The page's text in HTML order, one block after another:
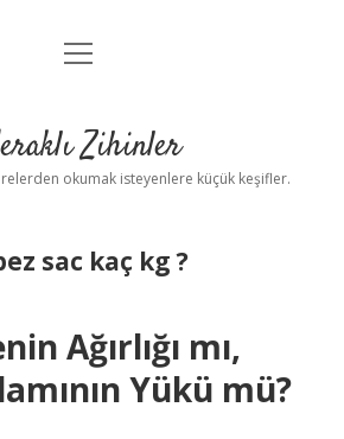
Anasayfa
Yasal Uyarı
menüyü
Zihinler
okumak isteyenlere küçük keşifler.
sac kaç kg ?
Ağırlığı mı,
Yükü mü?